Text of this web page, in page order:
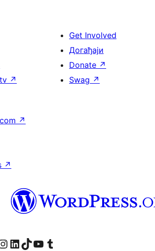
↗
Get Involved
Догађаји
Donate ↗
Swag ↗
↗
↗
page
наш Инстаграм налог
Visit our LinkedIn account
Посетите наш TikTok налог
Visit our YouTube channel
Посетите наш Tumblr налог